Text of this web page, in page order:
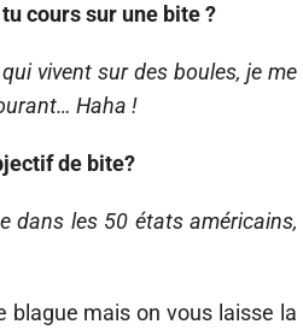
cours sur une bite ?
vivent sur des boules, je me
Haha !
de bite?
dans les 50 états américains,
blague mais on vous laisse la